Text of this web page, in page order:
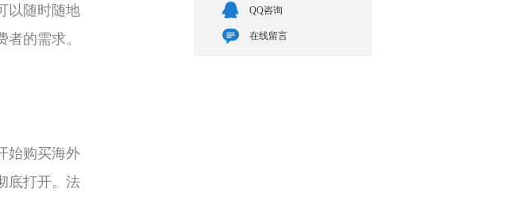
以随时随地
的需求。
始购买海外
底打开。法
QQ咨询
在线留言